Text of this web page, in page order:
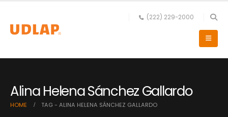
(222) 229-2000
Alina Helena Sánchez Gallardo
HOME TAG - ALINA HELENA SÁNCHEZ GALLARDO